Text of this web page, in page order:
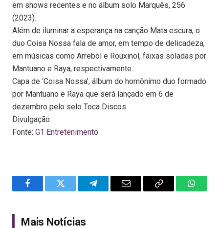
em shows recentes e no álbum solo Marquês, 256
(2023).
Além de iluminar a esperança na canção Mata escura, o
duo Coisa Nossa fala de amor, em tempo de delicadeza,
em músicas como Arrebol e Rouxinol, faixas soladas por
Mantuano e Raya, respectivamente.
Capa de ‘Coisa Nossa’, álbum do homônimo duo formado
por Mantuano e Raya que será lançado em 6 de
dezembro pelo selo Toca Discos
Divulgação
Fonte: G1 Entretenimento
FacebookTwitter TelegramEmail
Copy
Mais Notícias